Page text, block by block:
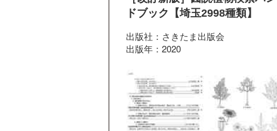
ドブック【埼玉2998種類】
出版社：さきたま出版会
出版年：2020